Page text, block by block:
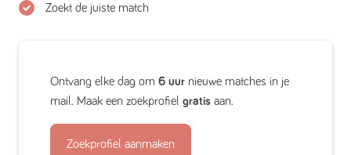
Zoekt de juiste match
Ontvang elke dag om 6 uur nieuwe matches in je
mail. Maak een zoekprofiel gratis aan.
Zoekprofiel aanmaken